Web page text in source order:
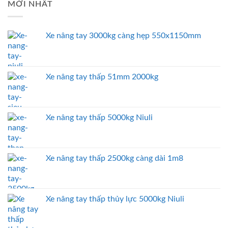
MỚI NHẤT
Xe nâng tay 3000kg càng hẹp 550x1150mm
Xe nâng tay thấp 51mm 2000kg
Xe nâng tay thấp 5000kg Niuli
Xe nâng tay thấp 2500kg càng dài 1m8
Xe nâng tay thấp thủy lực 5000kg Niuli